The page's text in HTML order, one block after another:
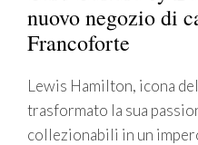
nuovo negozio di
Francoforte
Lewis Hamilton, icona
trasformato la sua
collezionabili in un